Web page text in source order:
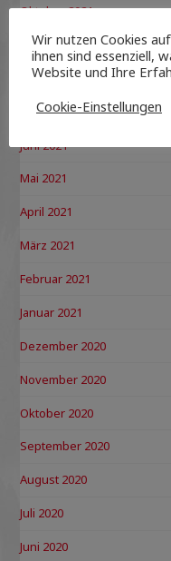
Oktober 2021
September 2021
August 2021
Juli 2021
Juni 2021
Mai 2021
April 2021
März 2021
Februar 2021
Januar 2021
Dezember 2020
November 2020
Oktober 2020
September 2020
August 2020
Juli 2020
Juni 2020
Wir nutzen Cookies
ihnen sind essenziell,
Website und Ihre
Cookie-Einstellungen